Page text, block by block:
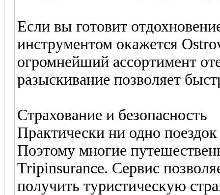
Если вы готовит
инструментом окажется
огромнейший ассортимент
разыскивание позволяет
Страхование и безопасность
Практически ни одно
Поэтому многие
Tripinsurance. Сервис
получить туристическую